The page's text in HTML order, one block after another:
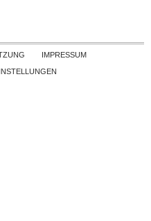
to contentIMPRESSUM